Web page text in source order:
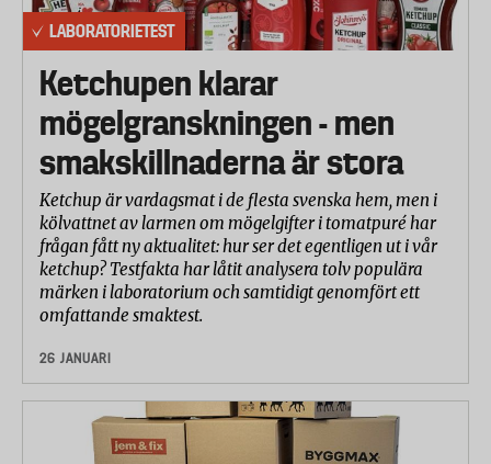
LABORATORIETEST
Ketchupen klarar
mögelgranskningen - men
smakskillnaderna är stora
Ketchup är vardagsmat i de flesta svenska hem, men i
kölvattnet av larmen om mögelgifter i tomatpuré har
frågan fått ny aktualitet: hur ser det egentligen ut i vår
ketchup? Testfakta har låtit analysera tolv populära
märken i laboratorium och samtidigt genomfört ett
omfattande smaktest.
26 JANUARI